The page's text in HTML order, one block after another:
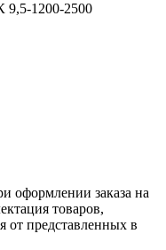
1200-2500
оформлении заказа на
товаров,
от представленных в